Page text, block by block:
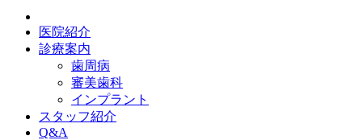
医院紹介
診療案内
歯周病
審美歯科
インプラント
スタッフ紹介
Q&A